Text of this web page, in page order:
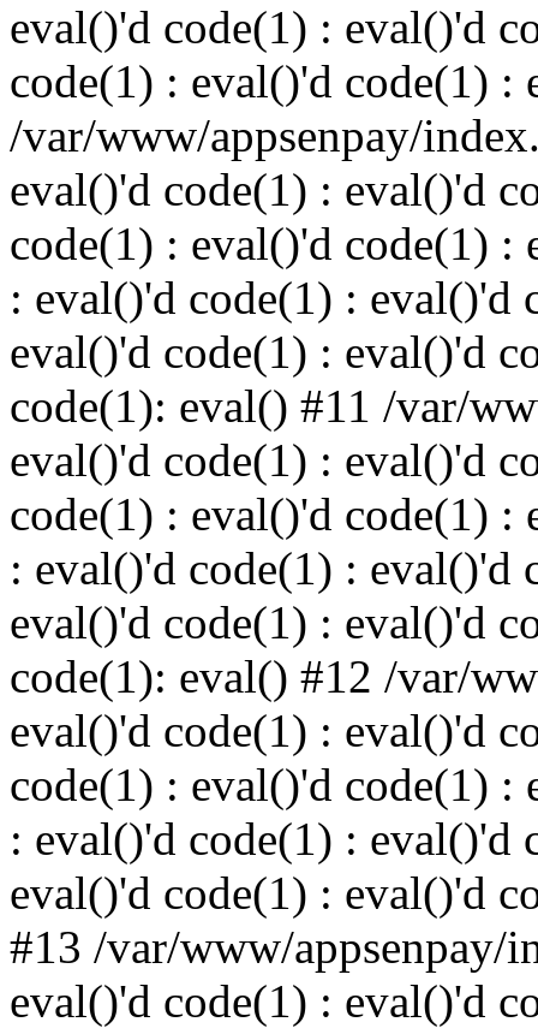
eval()'d code(1) : eval()'d
code(1) : eval()'d code(1) :
/var/www/appsenpay/
eval()'d code(1) : eval()'d
code(1) : eval()'d code(1) :
: eval()'d code(1) : eval()'d
eval()'d code(1) : eval()'d
code(1): eval() #11 /var/
eval()'d code(1) : eval()'d
code(1) : eval()'d code(1) :
: eval()'d code(1) : eval()'d
eval()'d code(1) : eval()'d
code(1): eval() #12 /var/
eval()'d code(1) : eval()'d
code(1) : eval()'d code(1) :
: eval()'d code(1) : eval()'d
eval()'d code(1) : eval()'d
#13 /var/www/appsenpay/
eval()'d code(1) : eval()'d